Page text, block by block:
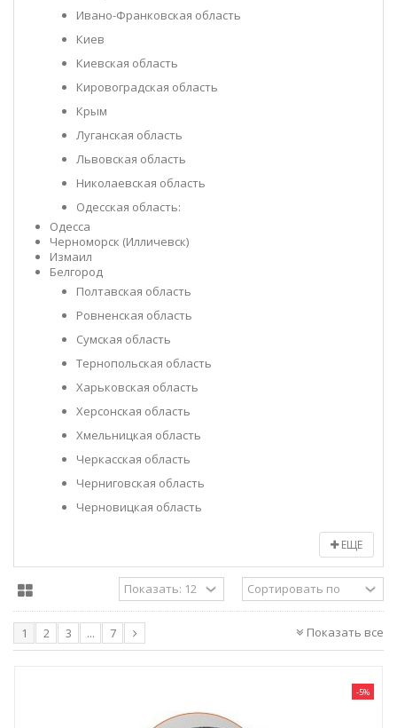
Ивано-Франковская область
Киев
Киевская область
Кировоградская область
Крым
Луганская область
Львовская область
Николаевская область
Одесская область:
Одесса
Черноморск (Илличевск)
Измаил
Белгород
Полтавская область
Ровненская область
Сумская область
Тернопольская область
Харьковская область
Херсонская область
Хмельницкая область
Черкасская область
Черниговская область
Черновицкая область
ЕЩЕ
Показать все
1 2 3 ... 7
-5%